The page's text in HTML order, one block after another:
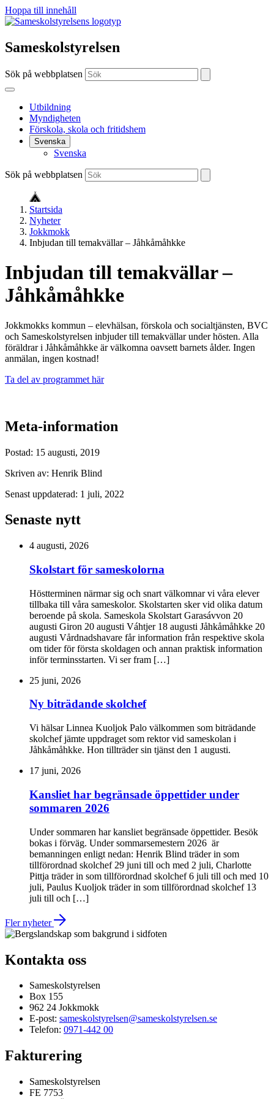
Hoppa till innehåll
Sameskolstyrelsen
Sök på webbplatsen
Utbildning
Myndigheten
Förskola, skola och fritidshem
Svenska
Svenska
Sök på webbplatsen
Startsida
Nyheter
Jokkmokk
Inbjudan till temakvällar – Jåhkåmåhkke
Inbjudan till temakvällar –
Jåhkåmåhkke
Jokkmokks kommun – elevhälsan, förskola och socialtjänsten, BVC
och Sameskolstyrelsen inbjuder till temakvällar under hösten. Alla
föräldrar i Jåhkåmåhkke är välkomna oavsett barnets ålder. Ingen
anmälan, ingen kostnad!
Ta del av programmet här
Meta-information
Postad: 15 augusti, 2019
Skriven av: Henrik Blind
Senast uppdaterad: 1 juli, 2022
Senaste nytt
4 augusti, 2026
Skolstart för sameskolorna
Höstterminen närmar sig och snart välkomnar vi våra elever
tillbaka till våra sameskolor. Skolstarten sker vid olika datum
beroende på skola. Sameskola Skolstart Garasávvon 20
augusti Giron 20 augusti Váhtjer 18 augusti Jåhkåmåhkke 20
augusti Vårdnadshavare får information från respektive skola
om tider för första skoldagen och annan praktisk information
inför terminsstarten. Vi ser fram […]
25 juni, 2026
Ny biträdande skolchef
Vi hälsar Linnea Kuoljok Palo välkommen som biträdande
skolchef jämte uppdraget som rektor vid sameskolan i
Jåhkåmåhkke. Hon tillträder sin tjänst den 1 augusti.
17 juni, 2026
Kansliet har begränsade öppettider under
sommaren 2026
Under sommaren har kansliet begränsade öppettider. Besök
bokas i förväg. Under sommarsemestern 2026 är
bemanningen enligt nedan: Henrik Blind träder in som
tillförordnad skolchef 29 juni till och med 2 juli, Charlotte
Pittja träder in som tillförordnad skolchef 6 juli till och med 10
juli, Paulus Kuoljok träder in som tillförordnad skolchef 13
juli till och […]
Fler nyheter
Kontakta oss
Sameskolstyrelsen
Box 155
962 24 Jokkmokk
E-post: sameskolstyrelsen@sameskolstyrelsen.se
Telefon: 0971-442 00
Fakturering
Sameskolstyrelsen
FE 7753